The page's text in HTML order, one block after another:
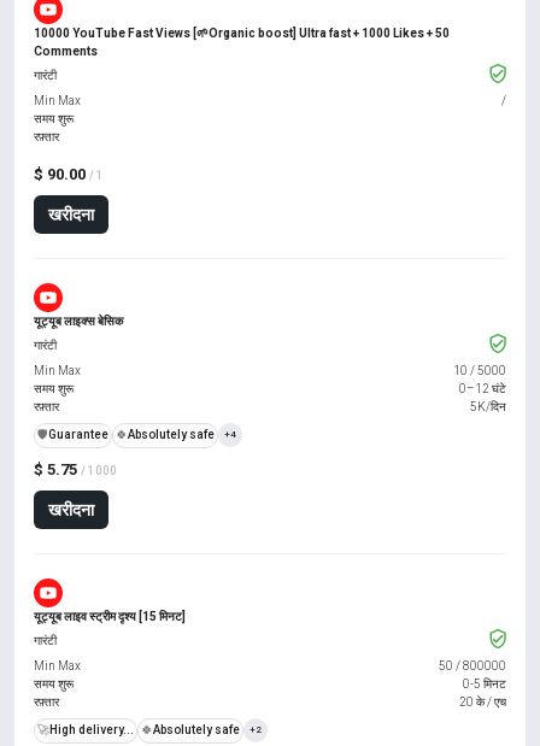
10000 YouTube Fast Views [🌱Organic boost] Ultra fast + 1000 Likes + 50
Comments
$ 90.00 / 1
खरीदना
गारंटी
Min Max
/
समय शुरू
रफ़्तार
यूट्यूब लाइक्स बेसिक
$ 5.75 / 1000
खरीदना
गारंटी
Min Max
10 /5000
समय शुरू
0–12 घंटे
रफ़्तार
5K/दिन
️🛡️Guarantee 🍀Absolutely safe +4
यूट्यूब लाइव स्ट्रीम दृश्य [15 मिनट]
गारंटी
Min Max
50 /800000
समय शुरू
0-5 मिनट
रफ़्तार
20 के / एच
🚀High delivery... 🍀Absolutely safe +2